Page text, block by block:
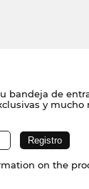
bandeja de
y mucho
on the